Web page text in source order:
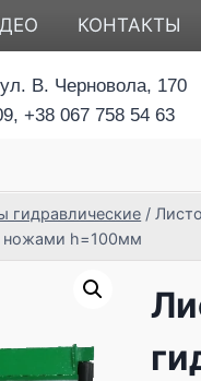
КОНТАКТЫ
В. Черновола, 170
+38 067 758 54 63
гидравлические /
ножами h=100мм